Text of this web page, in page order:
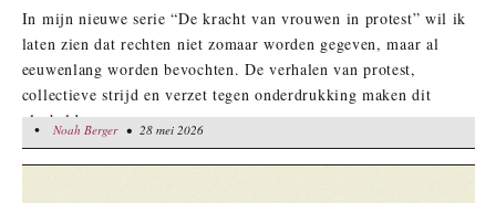
In mijn nieuwe serie “De kracht van vrouwen in protest” wil ik
laten zien dat rechten niet zomaar worden gegeven, maar al
eeuwenlang worden bevochten. De verhalen van protest,
collectieve strijd en verzet tegen onderdrukking maken dit
glashelder.
Noah Berger• 28 mei 2026
•Noah Berger• 28 mei 2026